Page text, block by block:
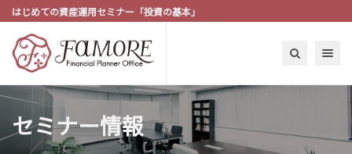
はじめての資産運用セミナー「投資の基本」
Toggle
セミナー情報